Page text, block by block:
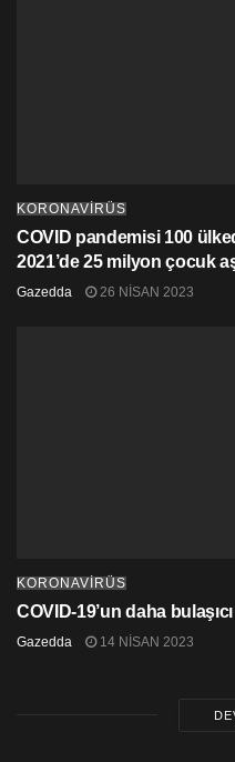
KORONAVİRÜS
COVID pandemisi 100
2021’de 25 milyon çocuk
Gazedda 26 NISAN 2023
KORONAVİRÜS
COVID-19’un daha
Gazedda 14 NISAN 2023